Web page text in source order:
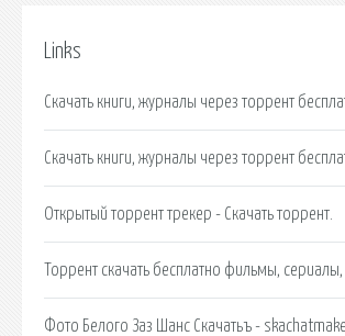
Links
Скачать книги, журналы через торрент
Скачать книги, журналы через торрент
Открытый торрент трекер - Скачать торрент.
Торрент скачать бесплатно фильмы,
Фото Белого Заз Шанс Скачатьъ -